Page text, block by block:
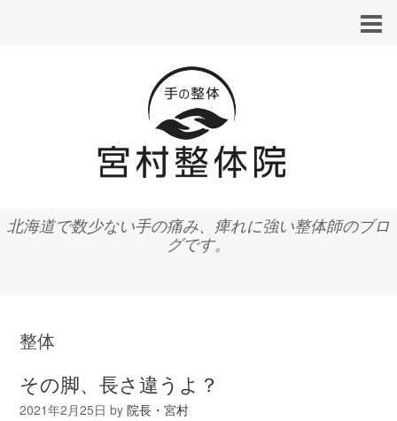
北海道で数少ない手の痛み、痺れに強い整体師のブロ
グです。
整体
その脚、長さ違うよ？
2021年2月25日 by院長・宮村